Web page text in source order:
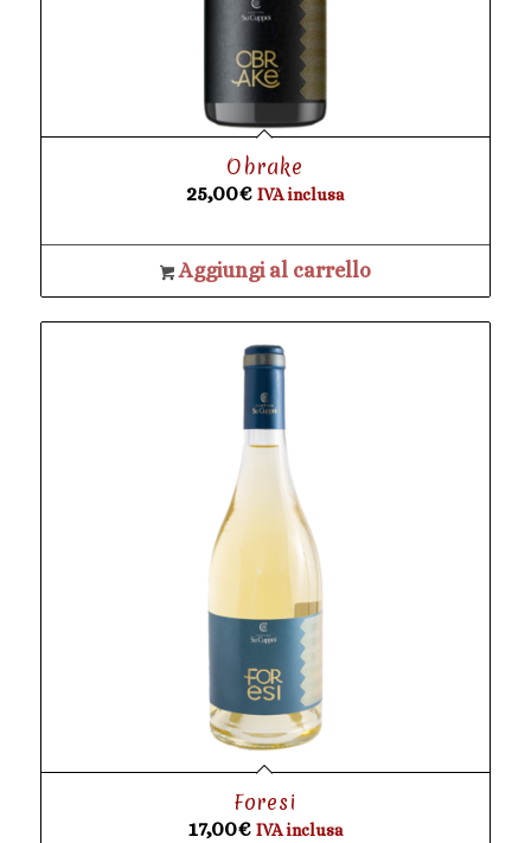
Obrake
25,00€ IVA inclusa
Aggiungi al carrello
Foresi
17,00€ IVA inclusa